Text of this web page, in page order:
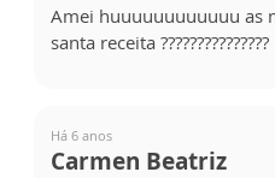
Amei huuuuuuuuuuuu as
santa receita ???????????????
Há 6 anos
Carmen Beatriz